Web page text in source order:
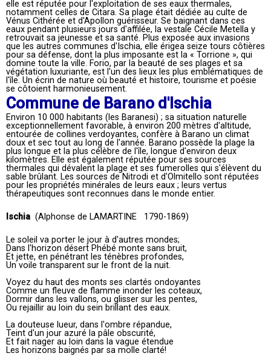
elle est réputée pour l'exploitation de ses eaux thermales,
notamment celles de Citara. Sa plage était dédiée au culte de
Vénus Cithérée et d'Apollon guérisseur. Se baignant dans ces
eaux pendant plusieurs jours d'affilée, la vestale Cécile Metella y
retrouvait sa jeunesse et sa santé. Plus exposée aux invasions
que les autres communes d'Ischia, elle érigea seize tours côtières
pour sa défense, dont la plus imposante est la « Torrione », qui
domine toute la ville. Forio, par la beauté de ses plages et sa
végétation luxuriante, est l'un des lieux les plus emblématiques de
l'île. Un écrin de nature où beauté et histoire, tourisme et poésie
se côtoient harmonieusement.
Commune de Barano d'Ischia
Environ 10 000 habitants (les Baranesi) ; sa situation naturelle
exceptionnellement favorable, à environ 200 mètres d'altitude,
entourée de collines verdoyantes, confère à Barano un climat
doux et sec tout au long de l'année. Barano possède la plage la
plus longue et la plus célèbre de l'île, longue d'environ deux
kilomètres. Elle est également réputée pour ses sources
thermales qui dévalent la plage et ses fumerolles qui s'élèvent du
sable brûlant. Les sources de Nitrodi et d'Olmitello sont réputées
pour les propriétés minérales de leurs eaux ; leurs vertus
thérapeutiques sont reconnues dans le monde entier.
Ischia (Alphonse de LAMARTINE 1790-1869)
Le soleil va porter le jour à d'autres mondes;
Dans l'horizon désert Phébé monte sans bruit,
Et jette, en pénétrant les ténèbres profondes,
Un voile transparent sur le front de la nuit.
Voyez du haut des monts ses clartés ondoyantes
Comme un fleuve de flamme inonder les coteaux,
Dormir dans les vallons, ou glisser sur les pentes,
Ou rejaillir au loin du sein brillant des eaux.
La douteuse lueur, dans l'ombre répandue,
Teint d'un jour azuré la pâle obscurité,
Et fait nager au loin dans la vague étendue
Les horizons baignés par sa molle clarté!